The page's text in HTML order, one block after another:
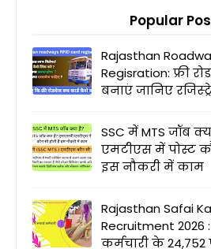
Popular
Rajasthan
Regisration: फ्री
बनाएं जानिए
SSC में MTS जॉब
एमटीएस में पोस्ट
इस नौकरी में काम
Rajasthan Safai
Recruitment
कर्मचारी के 24,752